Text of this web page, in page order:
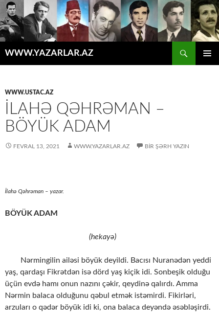
WWW.YAZARLAR.AZ
WWW.USTAC.AZ
İLAHƏ QƏHRƏMAN –
BÖYÜK ADAM
FEVRAL 13, 2021 WWW.YAZARLAR.AZ BIR ŞƏRH YAZIN
İlahə Qəhrəman – yazar.
BÖYÜK ADAM
(hekayə)
Nərmingilin ailəsi böyük deyildi. Bacısı Nuranədən yeddi
yaş, qardaşı Fikrətdən isə dörd yaş kiçik idi. Sonbeşik olduğu
üçün evdə hamı onun nazını çəkir, qeydinə qalırdı. Amma
Nərmin balaca olduğunu qəbul etmək istəmirdi. Fikirləri,
arzuları o qədər böyük idi ki, ona balaca deyəndə əsəbləşirdi.